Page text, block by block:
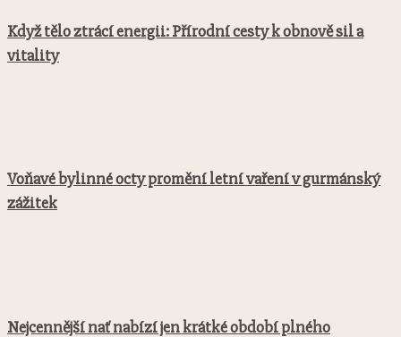
Když tělo ztrácí energii: Přírodní cesty k obnově sil a
vitality
Voňavé bylinné octy promění letní vaření v gurmánský
zážitek
Nejcennější nať nabízí jen krátké období plného